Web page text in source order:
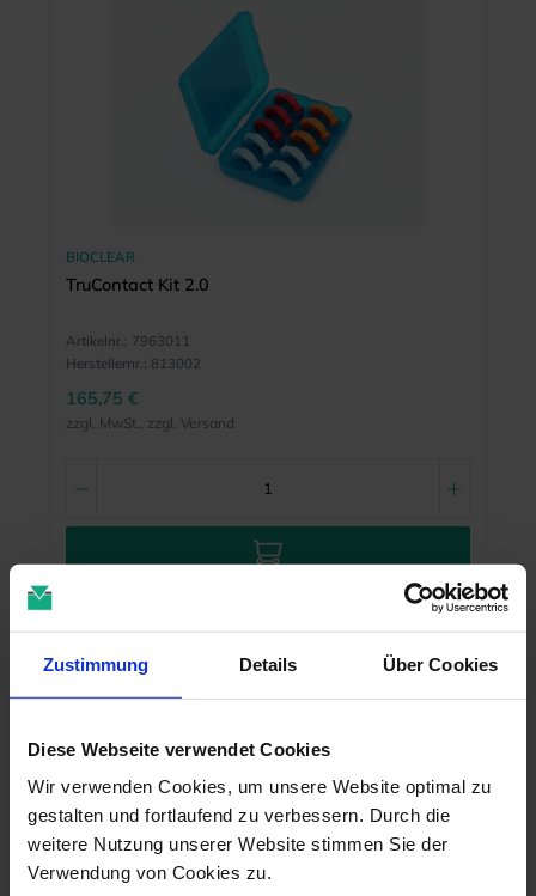
Zustimmung Details Über Cookies
Diese Webseite verwendet Cookies
Wir verwenden Cookies, um unsere Website optimal zu
gestalten und fortlaufend zu verbessern. Durch die
weitere Nutzung unserer Website stimmen Sie der
Verwendung von Cookies zu.
BIOCLEAR
TruContact Kit 2.0
Artikelnr.: 7963011
Herstellernr.: 813002
165,75 €
zzgl. MwSt., zzgl. Versand